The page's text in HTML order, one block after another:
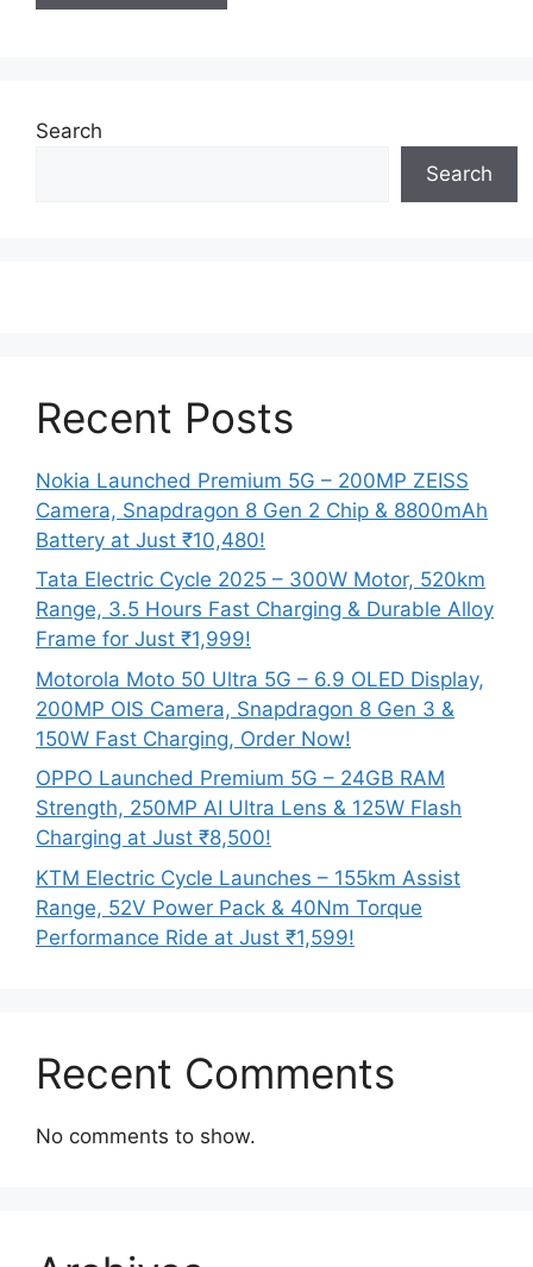
Search
Search
Recent Posts
Nokia Launched Premium 5G – 200MP ZEISS
Camera, Snapdragon 8 Gen 2 Chip & 8800mAh
Battery at Just ₹10,480!
Tata Electric Cycle 2025 – 300W Motor, 520km
Range, 3.5 Hours Fast Charging & Durable Alloy
Frame for Just ₹1,999!
Motorola Moto 50 Ultra 5G – 6.9 OLED Display,
200MP OIS Camera, Snapdragon 8 Gen 3 &
150W Fast Charging, Order Now!
OPPO Launched Premium 5G – 24GB RAM
Strength, 250MP AI Ultra Lens & 125W Flash
Charging at Just ₹8,500!
KTM Electric Cycle Launches – 155km Assist
Range, 52V Power Pack & 40Nm Torque
Performance Ride at Just ₹1,599!
Recent Comments
No comments to show.